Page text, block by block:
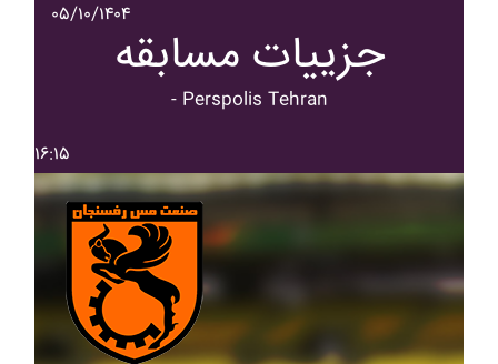
۰۵/۱۰/۱۴۰۴
جزییات مسابقه
- Perspolis Tehran
۱۶:۱۵